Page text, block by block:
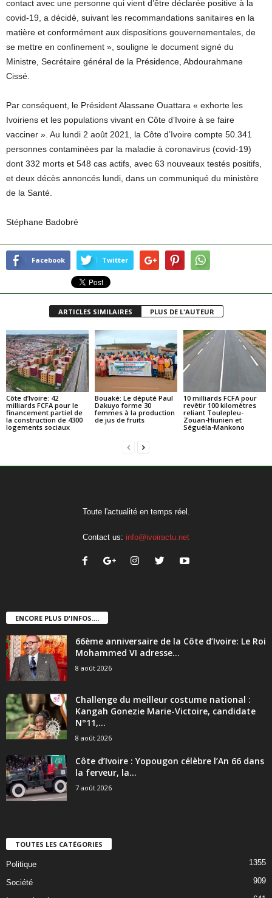
contact avec une personne qui vient d’être déclarée positive à la
covid-19, a décidé, suivant les recommandations sanitaires en la
matière et conformément aux dispositions gouvernementales, de
se mettre en confinement », souligne le document signé du
Ministre, Secrétaire général de la Présidence, Abdourahmane
Cissé.
Par conséquent, le Président Alassane Ouattara « exhorte les
Ivoiriens et les populations vivant en Côte d’Ivoire à se faire
vacciner ». Au lundi 2 août 2021, la Côte d’Ivoire compte 50.341
personnes contaminées par la maladie à coronavirus (covid-19)
dont 332 morts et 548 cas actifs, avec 63 nouveaux testés positifs,
et deux décès annoncés lundi, dans un communiqué du ministère
de la Santé.
Stéphane Badobré
Facebook Twitter
ARTICLES SIMILAIRES PLUS DE L'AUTEUR
Côte d’Ivoire: 42
milliards FCFA pour le
financement partiel de
la construction de 4300
logements sociaux
Bouaké: Le député Paul
Dakuyo forme 30
femmes à la production
de jus de fruits
10 milliards FCFA pour
revêtir 100 kilomètres
reliant Toulepleu-
Zouan-Hiunien et
Séguéla-Mankono
Toute l'actualité en temps réel.
Contact us: info@ivoiractu.net
ENCORE PLUS D'INFOS....
66ème anniversaire de la Côte d’Ivoire: Le Roi
Mohammed VI adresse...
8 août 2026
Challenge du meilleur costume national :
Kangah Gonezie Marie-Victoire, candidate
N°11,...
8 août 2026
Côte d’Ivoire : Yopougon célèbre l’An 66 dans
la ferveur, la...
7 août 2026
TOUTES LES CATÉGORIES
Politique 1355
Société 909